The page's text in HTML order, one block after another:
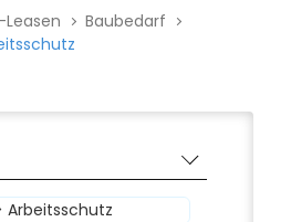
Baubedarf
Arbeitsschutz